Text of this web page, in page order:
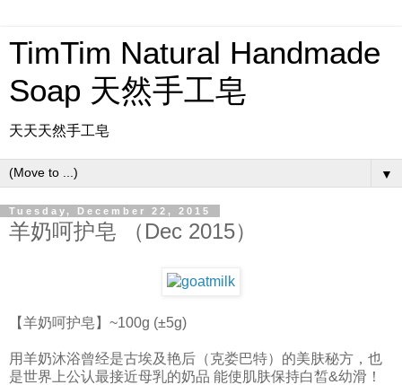
TimTim Natural Handmade
Soap 天然手工皂
天天天然手工皂
▼
Tuesday, December 22, 2015
羊奶呵护皂 （Dec 2015）
【羊奶呵护皂】~100g (±5g)
用羊奶沐浴曾经是古埃及艳后（克娄巴特）的美肤秘方，也
是世界上公认最接近母乳的奶品 能使肌肤保持白皙&幼滑！